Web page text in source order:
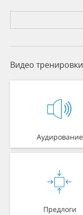
Видео тренировки
Аудирование
Предлоги